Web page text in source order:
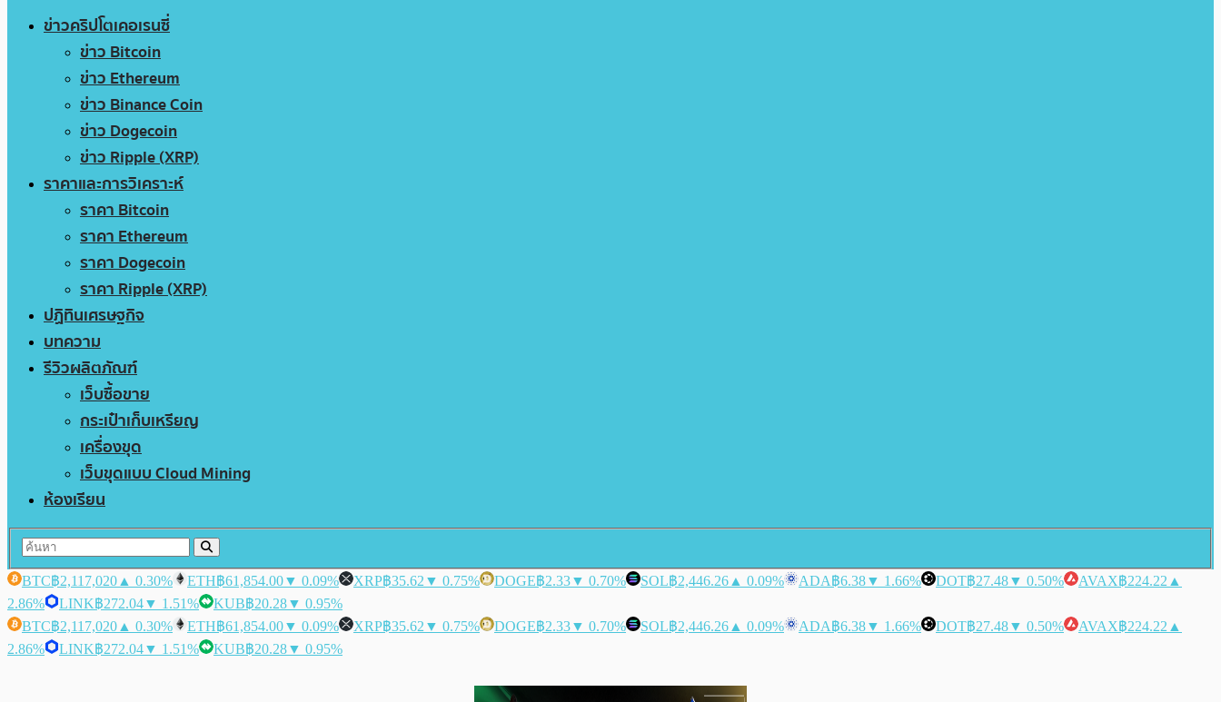
ข่าวคริปโตเคอเรนซี่
ข่าว Bitcoin
ข่าว Ethereum
ข่าว Binance Coin
ข่าว Dogecoin
ข่าว Ripple (XRP)
ราคาและการวิเคราะห์
ราคา Bitcoin
ราคา Ethereum
ราคา Dogecoin
ราคา Ripple (XRP)
ปฏิทินเศรษฐกิจ
บทความ
รีวิวผลิตภัณฑ์
เว็บซื้อขาย
กระเป๋าเก็บเหรียญ
เครื่องขุด
เว็บขุดแบบ Cloud Mining
ห้องเรียน
BTC฿2,117,020 ▲ 0.30% ETH฿61,854.00▼ 0.09% XRP฿35.62 ▼ 0.75% DOGE฿2.33▼ 0.70% SOL฿2,446.26 ▲ 0.09% ADA฿6.38▼ 1.66% DOT฿27.48▼ 0.50% AVAX฿224.22 ▲
2.86%
LINK฿272.04▼ 1.51% KUB฿20.28▼ 0.95%
BTC฿2,117,020 ▲ 0.30% ETH฿61,854.00▼ 0.09% XRP฿35.62 ▼ 0.75% DOGE฿2.33▼ 0.70% SOL฿2,446.26 ▲ 0.09% ADA฿6.38▼ 1.66% DOT฿27.48▼ 0.50% AVAX฿224.22 ▲
2.86%
LINK฿272.04▼ 1.51% KUB฿20.28▼ 0.95%